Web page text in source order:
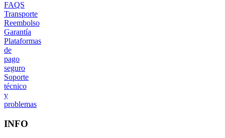
FAQS
Transporte
Reembolso
Garantía
Plataformas
de
pago
seguro
Soporte
técnico
y
problemas
INFO